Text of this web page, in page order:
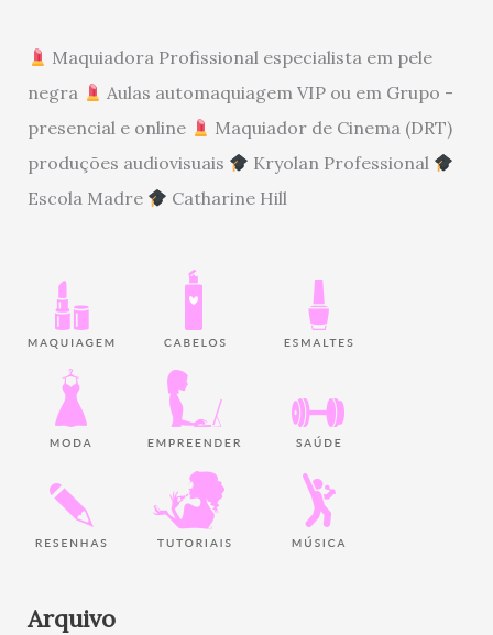
Maquiadora Profissional especialista em pele
negra
Aulas automaquiagem VIP ou em Grupo -
presencial e online
Maquiador de Cinema (DRT)
produções audiovisuais
Kryolan Professional
Escola Madre
Catharine Hill
Arquivo